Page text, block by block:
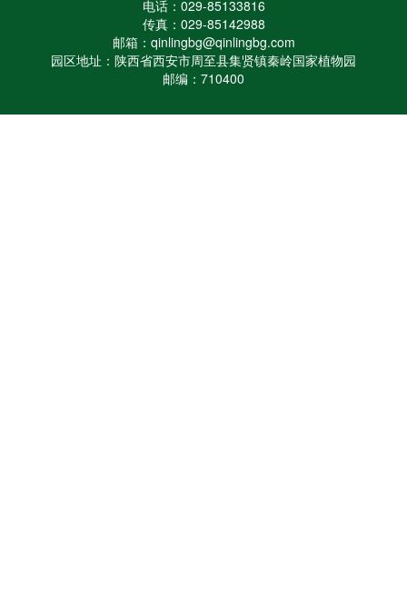
电话：029-85133816
传真：029-85142988
邮箱：qinlingbg@qinlingbg.com
园区地址：陕西省西安市周至县集贤镇秦岭国家植物园
邮编：710400